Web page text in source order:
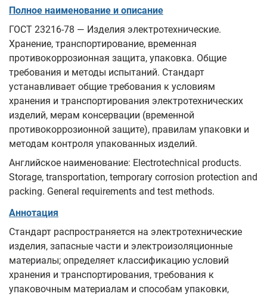
Полное наименование и описание
ГОСТ 23216-78 — Изделия электротехнические.
Хранение, транспортирование, временная
противокоррозионная защита, упаковка. Общие
требования и методы испытаний. Стандарт
устанавливает общие требования к условиям
хранения и транспортирования электротехнических
изделий, мерам консервации (временной
противокоррозионной защите), правилам упаковки и
методам контроля упакованных изделий.
Английское наименование: Electrotechnical products.
Storage, transportation, temporary corrosion protection and
packing. General requirements and test methods.
Аннотация
Стандарт распространяется на электротехнические
изделия, запасные части и электроизоляционные
материалы; определяет классификацию условий
хранения и транспортирования, требования к
упаковочным материалам и способам упаковки,